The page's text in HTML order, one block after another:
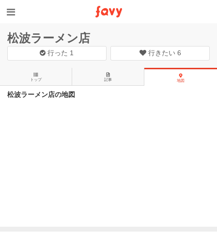
松波ラーメン店
行った 1 行きたい 6
トップ 記事 地図
松波ラーメン店の地図